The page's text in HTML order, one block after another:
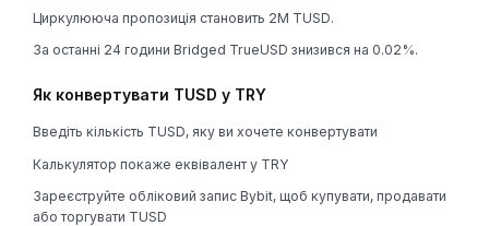
Циркулююча пропозиція становить 2M TUSD.
За останні 24 години Bridged TrueUSD знизився на 0.02%.
Як конвертувати TUSD у TRY
Введіть кількість TUSD, яку ви хочете конвертувати
Калькулятор покаже еквівалент у TRY
Зареєструйте обліковий запис Bybit, щоб купувати, продавати
або торгувати TUSD